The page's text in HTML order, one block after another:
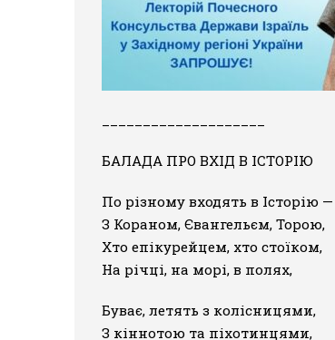
БАЛАДА ПРО ВХІД В ІСТОРІЮ
По різному входять в Історію —
З Кораном, Євангельєм, Торою,
Хто епікурейцем, хто стоїком,
На річці, на морі, в полях,
Буває, летять з колісницями,
З кіннотою та піхотинцями,